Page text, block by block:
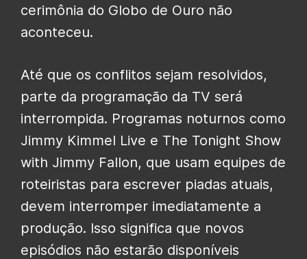
cerimônia do Globo de Ouro não
aconteceu.
Até que os conflitos sejam resolvidos,
parte da programação da TV será
interrompida. Programas noturnos como
Jimmy Kimmel Live e The Tonight Show
with Jimmy Fallon, que usam equipes de
roteiristas para escrever piadas atuais,
devem interromper imediatamente a
produção. Isso significa que novos
episódios não estarão disponíveis